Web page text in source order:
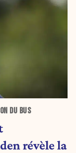
DU BUS
révèle la